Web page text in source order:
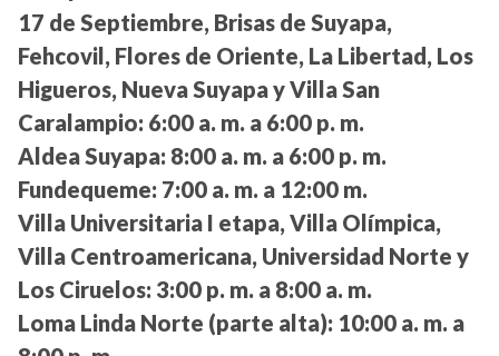
17 de Septiembre, Brisas de Suyapa,
Fehcovil, Flores de Oriente, La Libertad, Los
Higueros, Nueva Suyapa y Villa San
Caralampio: 6:00 a. m. a 6:00 p. m.
Aldea Suyapa: 8:00 a. m. a 6:00 p. m.
Fundequeme: 7:00 a. m. a 12:00 m.
Villa Universitaria I etapa, Villa Olímpica,
Villa Centroamericana, Universidad Norte y
Los Ciruelos: 3:00 p. m. a 8:00 a. m.
Loma Linda Norte (parte alta): 10:00 a. m. a